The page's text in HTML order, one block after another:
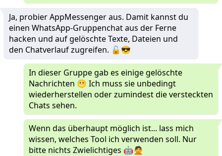
Ja, probier AppMessenger aus. Damit kannst du
einen WhatsApp-Gruppenchat aus der Ferne
hacken und auf gelöschte Texte, Dateien und
den Chatverlauf zugreifen. 🔓😎
In dieser Gruppe gab es einige gelöschte
Nachrichten 😬 Ich muss sie unbedingt
wiederherstellen oder zumindest die versteckten
Chats sehen.
Wenn das überhaupt möglich ist... lass mich
wissen, welches Tool ich verwenden soll. Nur
bitte nichts Zwielichtiges 🤖🙅